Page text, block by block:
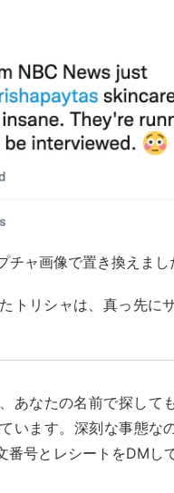
ャ画像で置き換えまし
トリシャは、真っ先に
あなたの名前で探して
います。深刻な事態な
番号とレシートをDMし